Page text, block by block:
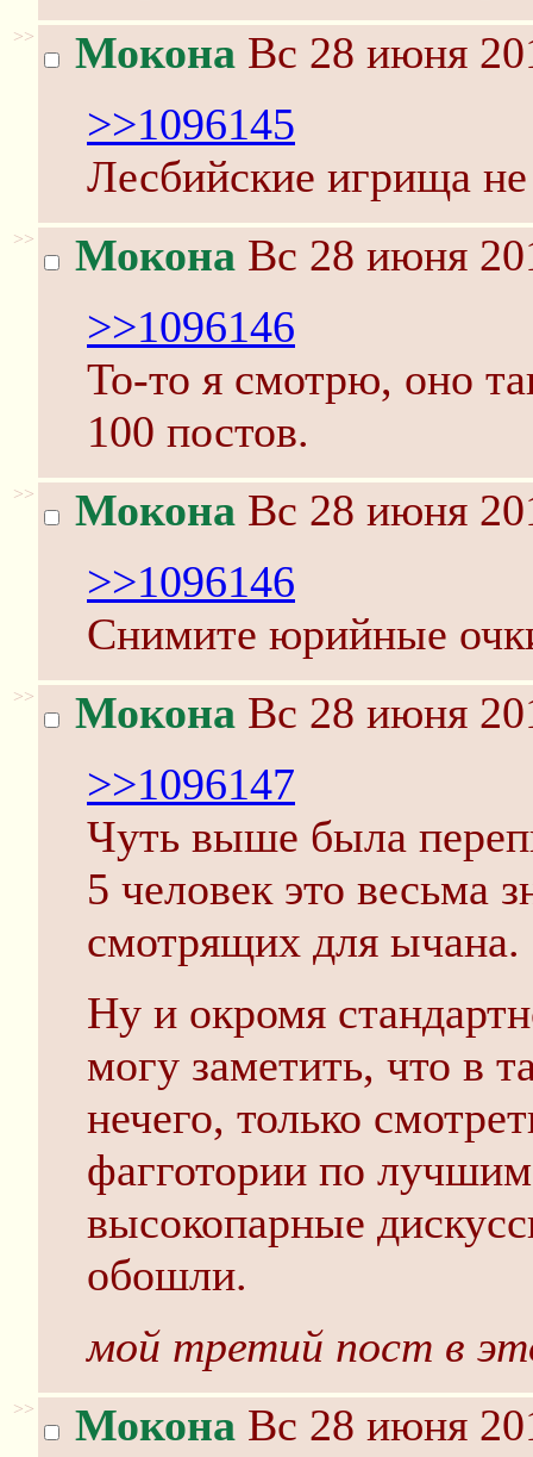
>> Мокона Вс 28 июня
>>1096145
Лесбийские игрища
>> Мокона Вс 28 июня
>>1096146
То-то я смотрю, оно
100 постов.
>> Мокона Вс 28 июня
>>1096146
Снимите юрийные
>> Мокона Вс 28 июня
>>1096147
Чуть выше была
5 человек это весьма
смотрящих для ычана.
Ну и окромя
могу заметить, что в
нечего, только
фагготории по
высокопарные
обошли.
мой третий пост в
>> Мокона Вс 28 июня